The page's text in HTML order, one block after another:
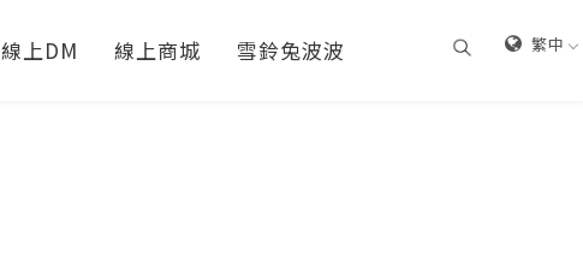
線上DM 線上商城 雪鈴兔波波 繁中